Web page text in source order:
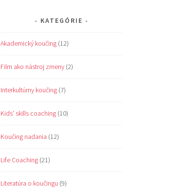
KATEGÓRIE
Akademický koučing (12)
Film ako nástroj zmeny (2)
Interkultúrny koučing (7)
Kids' skills coaching (10)
Koučing nadania (12)
Life Coaching (21)
Literatúra o koučingu (9)